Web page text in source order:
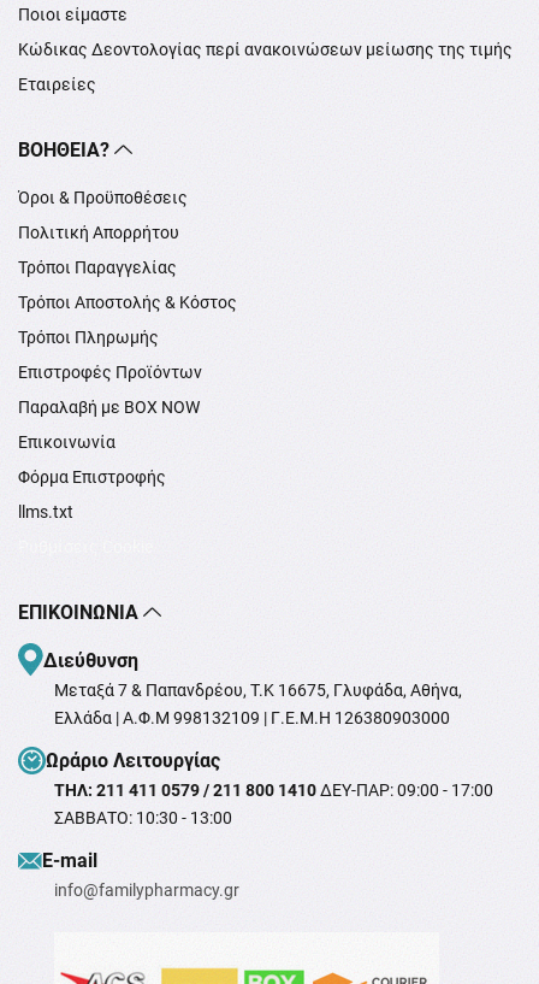
Ποιοι είμαστε
Κώδικας Δεοντολογίας περί ανακοινώσεων μείωσης της τιμής
Εταιρείες
ΒΟΉΘΕΙΑ?
Όροι & Προϋποθέσεις
Πολιτική Απορρήτου
Τρόποι Παραγγελίας
Τρόποι Αποστολής & Κόστος
Τρόποι Πληρωμής
Επιστροφές Προϊόντων
Παραλαβή με BOX NOW
Επικοινωνία
Φόρμα Επιστροφής
llms.txt
ΕΠΙΚΟΙΝΩΝΊΑ
Διεύθυνση
Μεταξά 7 & Παπανδρέου, T.K 16675, Γλυφάδα, Αθήνα,
Ελλάδα | Α.Φ.Μ 998132109 | Γ.Ε.Μ.Η 126380903000
Ωράριο Λειτουργίας
ΤΗΛ: 211 411 0579 / 211 800 1410ΔΕΥ-ΠΑΡ: 09:00 - 17:00
ΣΑΒΒΑΤΟ: 10:30 - 13:00
Ε-mail
info@familypharmacy.gr